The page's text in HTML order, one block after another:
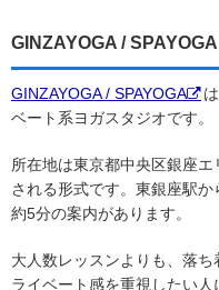
GINZAYOGA / SPAYOGA
GINZAYOGA / SPAYOGA
ベート系ヨガスタジオです。
所在地は東京都中央区銀座
される形式です。東銀座駅
約5分の案内があります。
大人数レッスンよりも、落
ライベート感を重視したい人